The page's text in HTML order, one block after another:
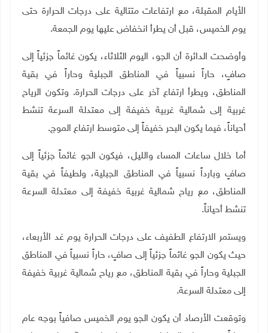
الأيام المقبلة، مع ارتفاعات متتالية على درجات الحرارة حتى
يوم الخميس، قبل أن يطرأ انخفاض عليها يوم الجمعة.
وأوضحت الدائرة أن الجو، اليوم الثلاثاء، يكون غائماً جزئياً إلى
صافٍ، حاراً نسبياً في المناطق الجبلية وحاراً في بقية
المناطق، ويطرأ ارتفاع آخر على درجات الحرارة. وتكون الرياح
غربية إلى شمالية غربية خفيفة إلى معتدلة السرعة تنشط
أحياناً، فيما يكون البحر خفيفاً إلى متوسط ارتفاع الموج.
أما خلال ساعات المساء والليل، فيكون الجو غائماً جزئياً إلى
صافٍ وبارداً نسبياً في المناطق الجبلية، ولطيفاً في بقية
المناطق، مع رياح شمالية غربية خفيفة إلى معتدلة السرعة
تنشط أحياناً.
ويستمر الارتفاع الطفيف على درجات الحرارة يوم غد الأربعاء،
حيث يكون الجو غائماً جزئياً إلى صافٍ، حاراً نسبياً في المناطق
الجبلية وحاراً في بقية المناطق، مع رياح شمالية غربية خفيفة
إلى معتدلة السرعة.
وتوقعت الأرصاد أن يكون الجو يوم الخميس صافياً بوجه عام